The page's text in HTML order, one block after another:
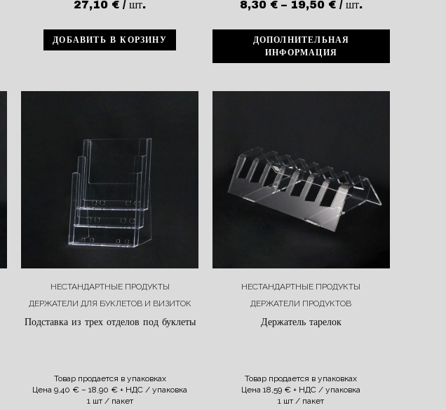
27,10 € / шт.
ДОБАВИТЬ В КОРЗИНУ
8,30 €– 19,50 €/ шт.
ДОПОЛНИТЕЛЬНАЯ
ИНФОРМАЦИЯ
НЕСТАНДАРТНЫЕ ПРОДУКТЫ
ДЕРЖАТЕЛИ ДЛЯ БУКЛЕТОВ И ВИЗИТОК
Подставка из трех отделов под буклеты
Товар продается в упаковках
Цена9,40 € –18,90 € + НДС / упаковка
1 шт / пакет
НЕСТАНДАРТНЫЕ ПРОДУКТЫ
ДЕРЖАТЕЛИ ПРОДУКТОВ
Держатель тарелок
Товар продается в упаковках
Цена18,59 € + НДС / упаковка
1 шт / пакет